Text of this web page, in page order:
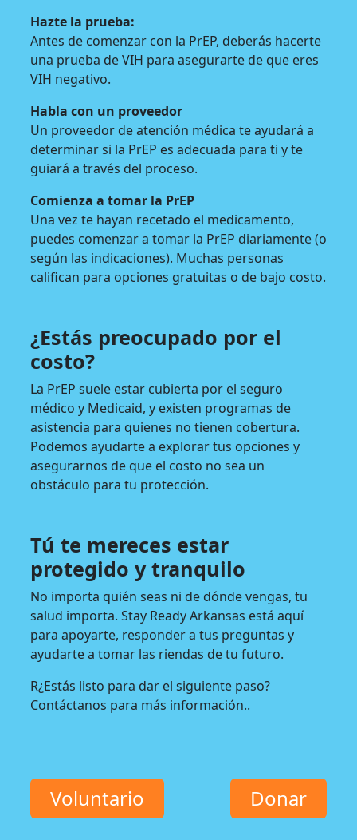
Hazte la prueba:
Antes de comenzar con la PrEP, deberás hacerte
una prueba de VIH para asegurarte de que eres
VIH negativo.
Habla con un proveedor
Un proveedor de atención médica te ayudará a
determinar si la PrEP es adecuada para ti y te
guiará a través del proceso.
Comienza a tomar la PrEP
Una vez te hayan recetado el medicamento,
puedes comenzar a tomar la PrEP diariamente (o
según las indicaciones). Muchas personas
califican para opciones gratuitas o de bajo costo.
¿Estás preocupado por el
costo?
La PrEP suele estar cubierta por el seguro
médico y Medicaid, y existen programas de
asistencia para quienes no tienen cobertura.
Podemos ayudarte a explorar tus opciones y
asegurarnos de que el costo no sea un
obstáculo para tu protección.
Tú te mereces estar
protegido y tranquilo
No importa quién seas ni de dónde vengas, tu
salud importa. Stay Ready Arkansas está aquí
para apoyarte, responder a tus preguntas y
ayudarte a tomar las riendas de tu futuro.
R¿Estás listo para dar el siguiente paso?
Contáctanos para más información..
Voluntario Donar